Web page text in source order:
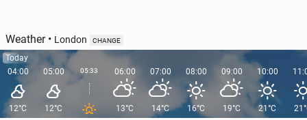
Weather• London CHANGE
Today
04:00
12°C
05:00
12°C
05:33 06:00
13°C
07:00
14°C
08:00
16°C
09:00
19°C
10:00
21°C